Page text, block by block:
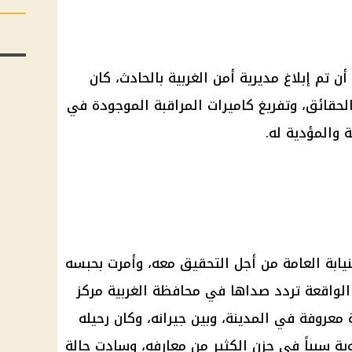
تم إبلاغ مديرية أمن الغربية بالحادث، كان
وتفريغ كاميرات المراقبة الموجودة في
والمؤدية له.
العامة من أجل التحقيق معه، وأمرت بحبسه
تردد صداها في محافظة الغربية مركز
في المدينة، وبين جيرانه، وكان رحيله
سبباً في حزن الكثير من معارفه، وسادت حالة